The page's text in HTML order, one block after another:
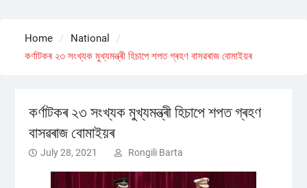
Home
National
কৰ্ণাটকৰ ২৩ সংখ্যক মুখ্যমন্ত্ৰী হিচাপে শপত গ্ৰহণ বাসৱৰাজ বোমাইয়ৰ
কৰ্ণাটকৰ ২৩ সংখ্যক মুখ্যমন্ত্ৰী হিচাপে শপত গ্ৰহণ
বাসৱৰাজ বোমাইয়ৰ
July 28, 2021 Rongili Barta